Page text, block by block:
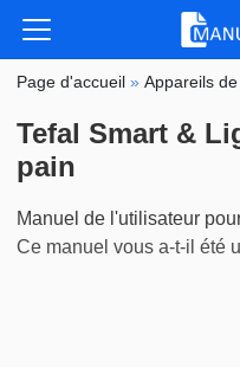
Page d'accueil »Appareils
Tefal Smart &
pain
Manuel de l'utilisateur
Ce manuel vous a-t-il été